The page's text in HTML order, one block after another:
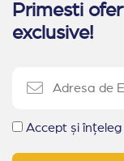
Primesti
exclusive!
Accept și înțeleg